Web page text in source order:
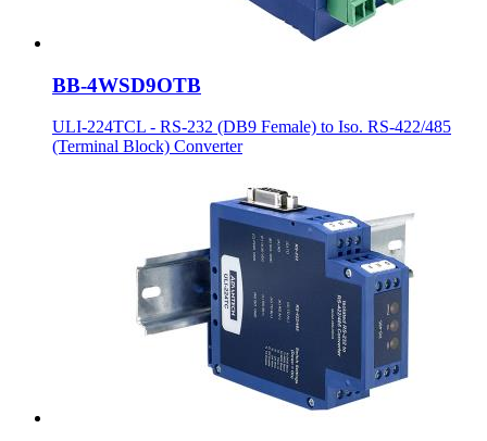
BB-4WSD9OTB
ULI-224TCL - RS-232 (DB9 Female) to Iso. RS-422/485
(Terminal Block) Converter